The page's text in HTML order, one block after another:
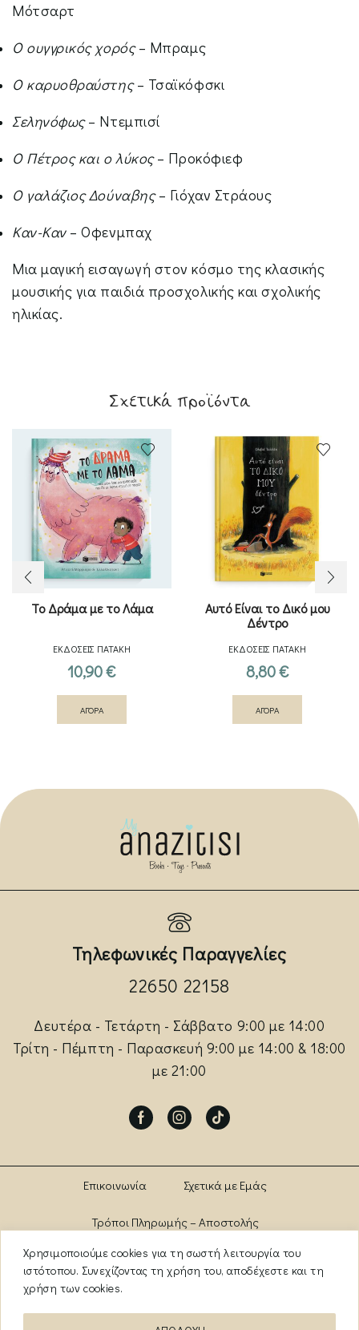
Χρησιμοποιούμε cookies για τη σωστή λειτουργία του
ιστότοπου. Συνεχίζοντας τη χρήση του, αποδέχεστε και τη
χρήση των cookies.
Μότσαρτ
Ο ουγγρικός χορός– Μπραμς
Ο καρυοθραύστης– Τσαϊκόφσκι
Σεληνόφως– Ντεμπισί
Ο Πέτρος και ο λύκος– Προκόφιεφ
Ο γαλάζιος Δούναβης– Γιόχαν Στράους
Καν-Καν– Οφενμπαχ
Μια μαγική εισαγωγή στον κόσμο της κλασικής
μουσικής για παιδιά προσχολικής και σχολικής
ηλικίας.
Σχετικά προϊόντα
Το Δράμα με το Λάμα
ΕΚΔΟΣΕΙΣ ΠΑΤΑΚΗ
10,90€
ΑΓΟΡΑ
Αυτό Είναι το Δικό μου
Δέντρο
ΕΚΔΟΣΕΙΣ ΠΑΤΑΚΗ
8,80€
ΑΓΟΡΑ
Τηλεφωνικές Παραγγελίες
22650 22158
Δευτέρα - Τετάρτη - Σάββατο 9:00 με 14:00
Τρίτη - Πέμπτη - Παρασκευή 9:00 με 14:00 & 18:00
με 21:00
FacebookInstagram
Tik-
Επικοινωνία Σχετικά με Εμάς
Τρόποι Πληρωμής – Αποστολής
Πολιτική Αλλαγών – Επιστροφών Brands
Όροι Χρήσης